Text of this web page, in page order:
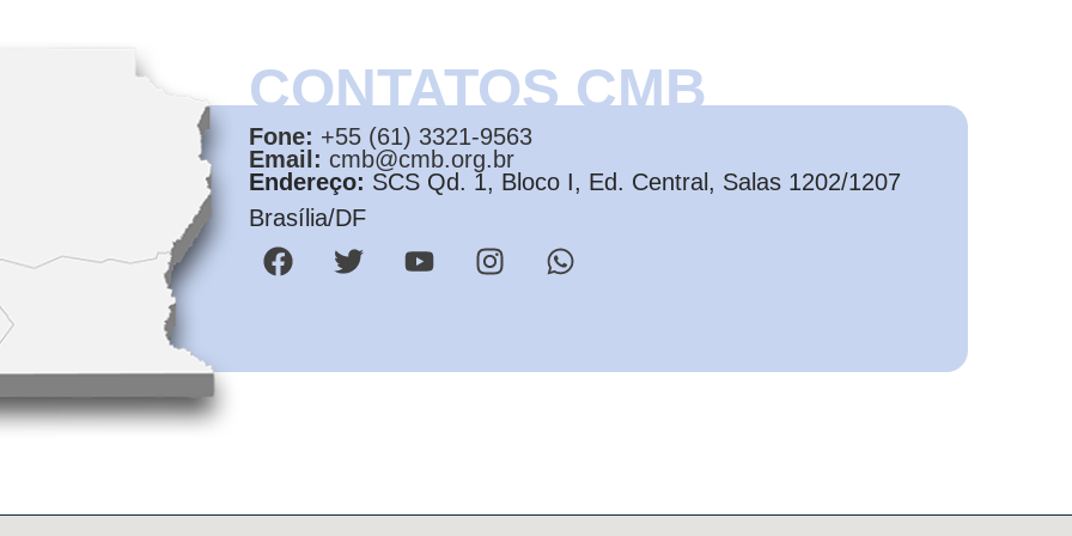
CONTATOS CMB
Fone: +55 (61) 3321-9563
Email: cmb@cmb.org.br
Endereço: SCS Qd. 1, Bloco I, Ed. Central, Salas 1202/1207
Brasília/DF